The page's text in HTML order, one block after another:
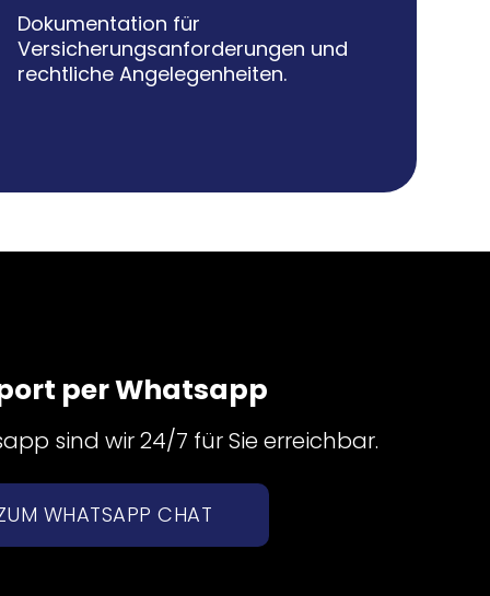
Dokumentation für
Versicherungsanforderungen und
rechtliche Angelegenheiten.
per Whatsapp
sind wir 24/7 für Sie erreichbar.
WHATSAPP CHAT